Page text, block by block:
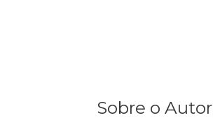
Sobre o Autor